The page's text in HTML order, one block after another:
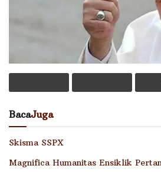
BacaJuga
Skisma SSPX
Magnifica Humanitas Ensiklik